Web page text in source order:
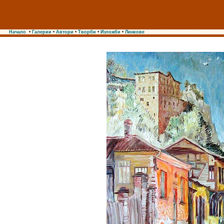
Начало • Галерии • Автори • Творби • Изложби • Линкове